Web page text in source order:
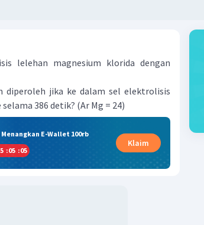
lelehan magnesium klorida dengan
diperoleh jika ke dalam sel elektrolisis
386 detik? (Ar Mg = 24)
E-Wallet 100rb
:05 :04
Klaim